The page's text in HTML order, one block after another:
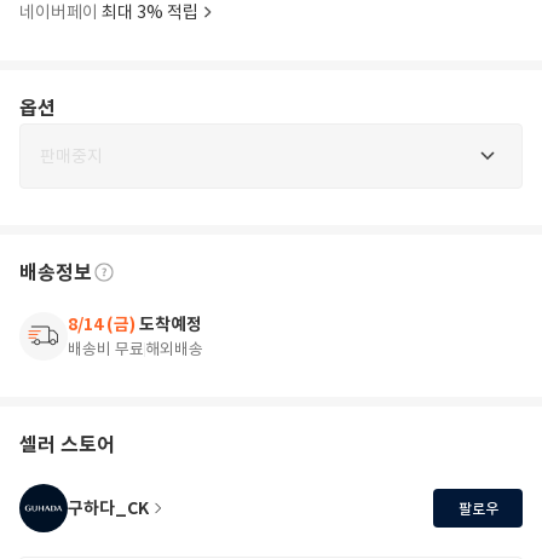
네이버페이 최대 3% 적립
옵션
판매중지
배송정보
8/14 (금) 도착예정
배송비 무료해외배송
셀러 스토어
구하다_CK 팔로우